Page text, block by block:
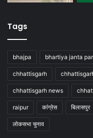
Tags
bhajpa bhartiya janta
chhattisgarh
chhattisgarh news
raipur कांग्रेस बिलासपुर
लोकसभा चुनाव